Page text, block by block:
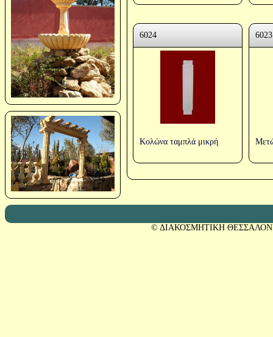
6024
Κολώνα ταμπλά μικρή
6023
© ΔΙΑΚΟΣΜΗΤΙΚΗ